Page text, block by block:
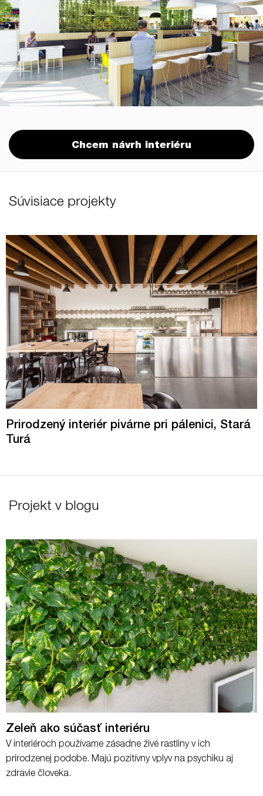
Chcem návrh interiéru
Súvisiace projekty
Prirodzený interiér pivárne pri pálenici, Stará
Turá
Projekt v blogu
Zeleň ako súčasť interiéru
V interiéroch používame zásadne živé rastliny v ich
prirodzenej podobe. Majú pozitívny vplyv na psychiku aj
zdravie človeka.